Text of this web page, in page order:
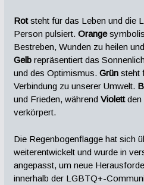
Rotsteht für das Leben und die
Person pulsiert. Orange
Bestreben, Wunden zu heilen
Gelbrepräsentiert das
und des Optimismus. Grünsteht
Verbindung zu unserer Umwelt.
und Frieden, während Violettden
verkörpert.
Die Regenbogenflagge hat sich
weiterentwickelt und wurde in
angepasst, um neue
innerhalb der LGBTQ+-